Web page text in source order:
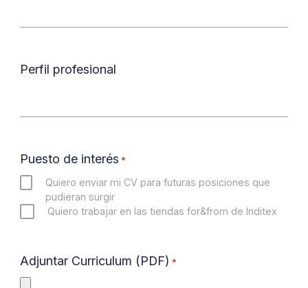
Perfil profesional
Puesto de interés *
Quiero enviar mi CV para futuras posiciones que
pudieran surgir
Quiero trabajar en las tiendas for&from de Inditex
Adjuntar Curriculum (PDF) *